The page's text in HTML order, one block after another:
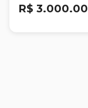
R$